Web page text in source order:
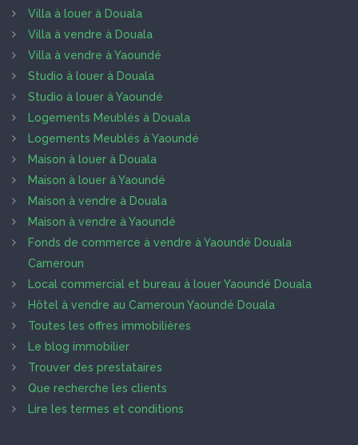
Villa à louer à Douala
Villa à vendre à Douala
Villa à vendre à Yaoundé
Studio à louer à Douala
Studio à louer à Yaoundé
Logements Meublés à Douala
Logements Meublés à Yaoundé
Maison à louer à Douala
Maison à louer à Yaoundé
Maison à vendre à Douala
Maison à vendre à Yaoundé
Fonds de commerce à vendre à Yaoundé Douala
Cameroun
Local commercial et bureau à louer Yaoundé Douala
Hôtel à vendre au Cameroun Yaoundé Douala
Toutes les offres immobilières
Le blog immobilier
Trouver des prestataires
Que recherche les clients
Lire les termes et conditions